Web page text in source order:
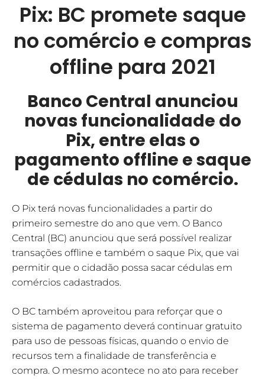
Pix: BC promete saque
no comércio e compras
offline para 2021
Banco Central anunciou
novas funcionalidade do
Pix, entre elas o
pagamento offline e saque
de cédulas no comércio.
O Pix terá novas funcionalidades a partir do
primeiro semestre do ano que vem. O Banco
Central (BC) anunciou que será possível realizar
transações offline e também o saque Pix, que vai
permitir que o cidadão possa sacar cédulas em
comércios cadastrados.
O BC também aproveitou para reforçar que o
sistema de pagamento deverá continuar gratuito
para uso de pessoas físicas, quando o envio de
recursos tem a finalidade de transferência e
compra. O mesmo acontece no ato para receber